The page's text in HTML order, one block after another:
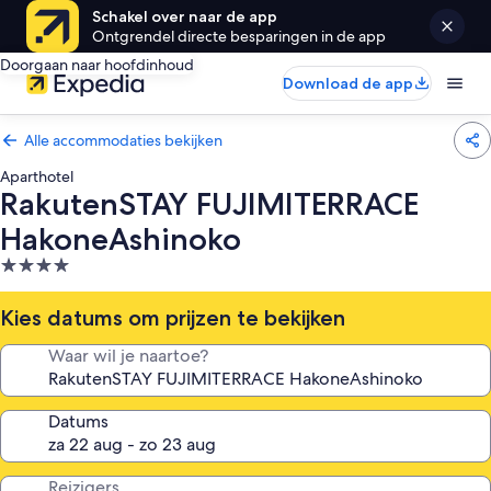
Schakel over naar de app
Ontgrendel directe besparingen in de app
Doorgaan naar hoofdinhoud
Download de app
Alle accommodaties bekijken
Aparthotel
RakutenSTAY FUJIMITERRACE
HakoneAshinoko
4.0-
sterrenaccommodatie
Kies datums om prijzen te bekijken
Waar wil je naartoe?
Datums